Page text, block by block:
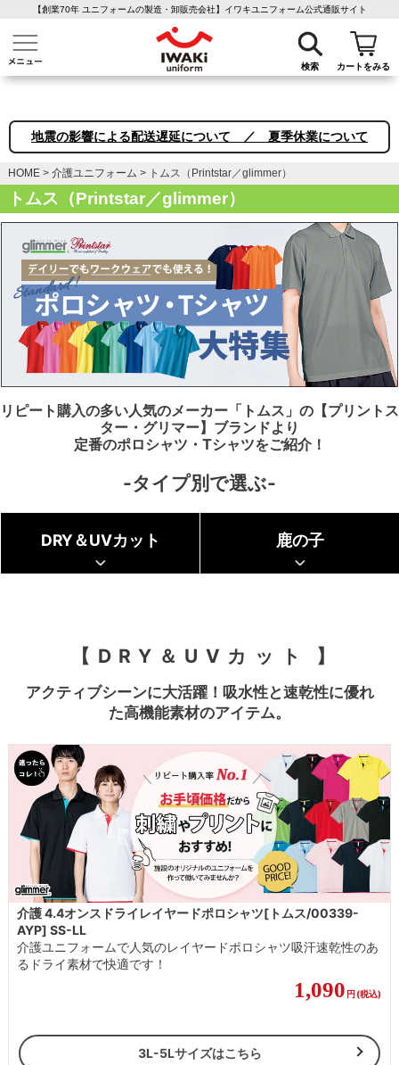
【創業70年 ユニフォームの製造・卸販売会社】イワキユニフォーム公式通販サイト
検索 カートをみる
介護ユニフォーム 作業着・作業服 ファン付き作業着 医療白衣
地震の影響による配送遅延について ／ 夏季休業について
HOME 介護ユニフォーム トムス（Printstar／glimmer）
トムス（Printstar／glimmer）
リピート購入の多い人気のメーカー「トムス」の【プリントス
ター・グリマー】ブランドより
定番のポロシャツ・Tシャツをご紹介！
-タイプ別で選ぶ-
DRY＆UVカット 鹿の子
DRY＆UVカット
アクティブシーンに大活躍！吸水性と速乾性に優れ
た高機能素材のアイテム。
介護 4.4オンスドライレイヤードポロシャツ[トムス/00339-
AYP] SS-LL
介護ユニフォームで人気のレイヤードポロシャツ吸汗速乾性のあ
るドライ素材で快適です！
1,090 円 (税込)
3L-5Lサイズはこちら